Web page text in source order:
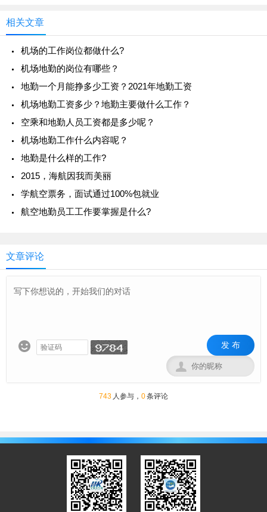
相关文章
机场的工作岗位都做什么?
机场地勤的岗位有哪些？
地勤一个月能挣多少工资？2021年地勤工资
机场地勤工资多少？地勤主要做什么工作？
空乘和地勤人员工资都是多少呢？
机场地勤工作什么内容呢？
地勤是什么样的工作?
2015，海航因我而美丽
学航空票务，面试通过100%包就业
航空地勤员工工作要掌握是什么?
文章评论
 发 布

743 人参与， 0条评论